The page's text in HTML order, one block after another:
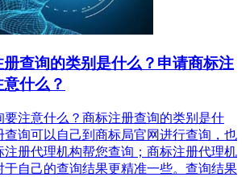
册查询的类别是什么？申请商标注
什么？
要注意什么？商标注册查询的类别是什
查询可以自己到商标局官网进行查询，也
注册代理机构帮您查询；商标注册代理机
于自己的查询结果更精准一些。查询结果